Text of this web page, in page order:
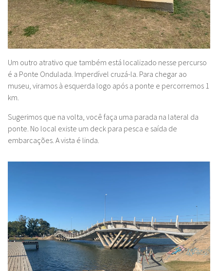
Um outro atrativo que também está localizado nesse percurso
é a Ponte Ondulada. Imperdível cruzá-la. Para chegar ao
museu, viramos à esquerda logo após a ponte e percorremos 1
km.
Sugerimos que na volta, você faça uma parada na lateral da
ponte. No local existe um deck para pesca e saída de
embarcações. A vista é linda.